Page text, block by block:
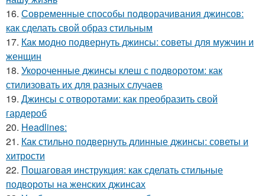
16. Современные способы подворачивания джинсов:
как сделать свой образ стильным
17. Как модно подвернуть джинсы: советы для мужчин и
женщин
18. Укороченные джинсы клеш с подворотом: как
стилизовать их для разных случаев
19. Джинсы с отворотами: как преобразить свой
гардероб
20. Headlines:
21. Как стильно подвернуть длинные джинсы: советы и
хитрости
22. Пошаговая инструкция: как сделать стильные
подвороты на женских джинсах